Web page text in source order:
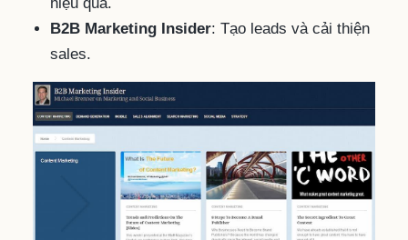
B2B Marketing Insider: Tạo leads và cải thiện
sales.